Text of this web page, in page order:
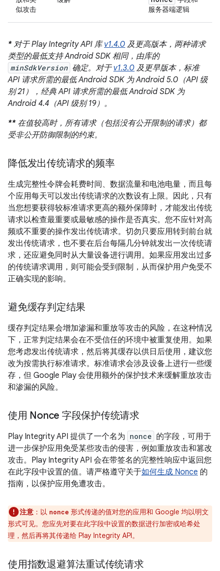
似攻击
服务器端逻辑
* 对于 Play Integrity API 库v1.4.0 及更高版本，两种请求
类型的最低支持 Android SDK 相同，由库的
minSdkVersion 确定。对于 v1.3.0 及更早版本，标准
API 请求所需的最低 Android SDK 为 Android 5.0（API 级
别 21），经典 API 请求所需的最低 Android SDK 为
Android 4.4（API 级别 19）。
** 在值较高时，所有请求（包括没有公开限制的请求）都
受非公开防御限制的约束。
降低发出传统请求的频率
生成完整性令牌会耗费时间、数据流量和电池电量，而且每
个应用每天可以发出传统请求的次数设有上限。因此，只有
当您想要获得较标准请求更高的额外保障时，才能发出传统
请求以检查最重要或最敏感的操作是否真实。您不应针对高
频或不重要的操作发出传统请求。切勿只要应用转到前台就
发出传统请求，也不要在后台每隔几分钟就发出一次传统请
求，还应避免同时从大量设备进行调用。如果应用发出过多
的传统请求调用，则可能会受到限制，从而保护用户免受不
正确实现的影响。
避免缓存判定结果
缓存判定结果会增加渗漏和重放等攻击的风险，在这种情况
下，正常判定结果会在不受信任的环境中被重复使用。如果
您考虑发出传统请求，然后将其缓存以供日后使用，建议您
改为按需执行标准请求。标准请求会涉及设备上进行一些缓
存，但 Google Play 会使用额外的保护技术来缓解重放攻击
和渗漏的风险。
使用 Nonce 字段保护传统请求
Play Integrity API 提供了一个名为 nonce 的字段，可用于
进一步保护应用免受某些攻击的侵害，例如重放攻击和篡改
攻击。Play Integrity API 会在带签名的完整性响应中返回您
在此字段中设置的值。请严格遵守关于如何生成 Nonce 的
指南，以保护应用免遭攻击。
注意 ：以 nonce 形式传递的值对您的应用和 Google 均以明文
形式可见。您应先对要在此字段中设置的数据进行加密或哈希处
理，然后再将其传递给 Play Integrity API。
使用指数退避算法重试传统请求